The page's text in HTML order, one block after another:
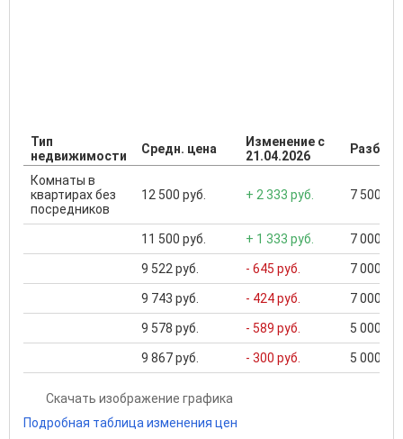
Тип
недвижимости
Средн. цена
Изменение с
21.04.2026
Комнаты в
квартирах без
посредников
12 500 руб. + 2 333 руб. 7 500 ...
11 500 руб. + 1 333 руб. 7 000 ...
9 522 руб. - 645 руб. 7 000 ...
9 743 руб. - 424 руб. 7 000 ...
9 578 руб. - 589 руб. 5 000 ...
9 867 руб. - 300 руб. 5 000 ...
Скачать изображение графика
Подробная таблица изменения цен